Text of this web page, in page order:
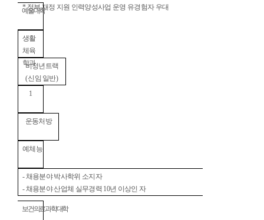
*정부 재정 지원 인력양성사업 운영 유경험자 우대
예술대학
생활
체육
학과
비정년트랙
(신임 일반)
1
운동처방
예체능
-채용분야 박사학위 소지자
-채용분야 산업체 실무경력 10년 이상인 자
보건의료과학대학